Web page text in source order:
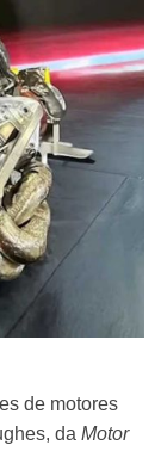
de motores
daMotor